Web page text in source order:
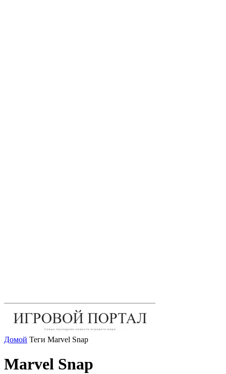
Домой Теги Marvel Snap
Marvel Snap